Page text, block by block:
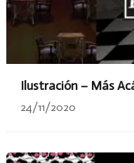
Ilustración – Más
24/11/2020